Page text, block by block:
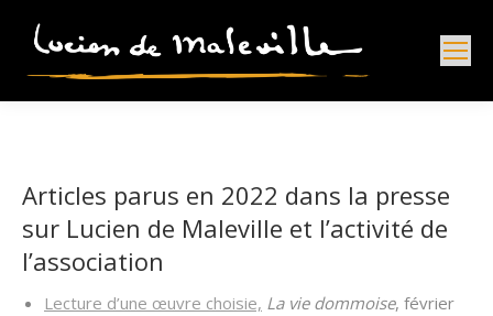
Articles parus en 2022 dans la presse
sur Lucien de Maleville et l’activité de
l’association
Lecture d’une œuvre choisie, La vie dommoise, février